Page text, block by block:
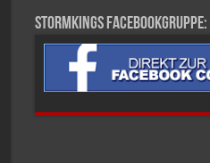
Stormkings Facebookgruppe: